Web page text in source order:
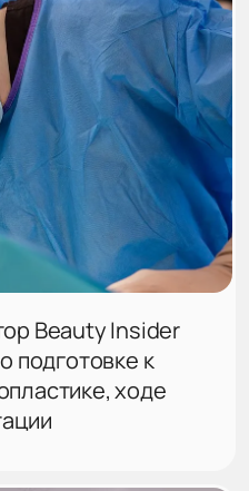
Beauty Insider
подготовке к
ходе